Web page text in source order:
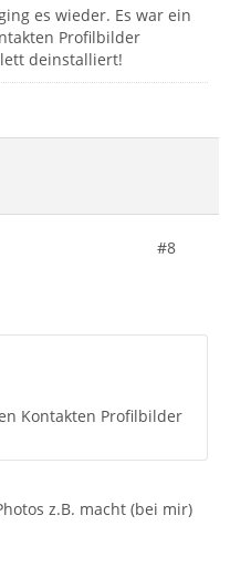
es wieder. Es war ein
Profilbilder
deinstalliert!
#8
Kontakten Profilbilder
z.B. macht (bei mir)